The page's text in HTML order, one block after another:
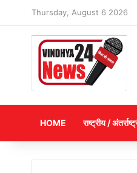
Thursday, August 6 2026
HOME राष्ट्रीय /